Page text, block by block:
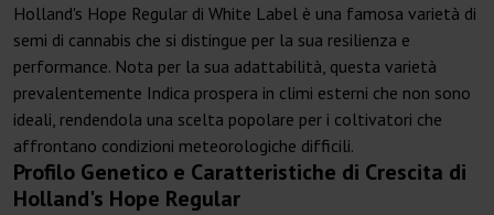
Holland's Hope Regular di White Label è una famosa varietà di
semi di cannabis che si distingue per la sua resilienza e
performance. Nota per la sua adattabilità, questa varietà
prevalentemente Indica prospera in climi esterni che non sono
ideali, rendendola una scelta popolare per i coltivatori che
affrontano condizioni meteorologiche difficili.
Profilo Genetico e Caratteristiche di Crescita di
Holland's Hope Regular